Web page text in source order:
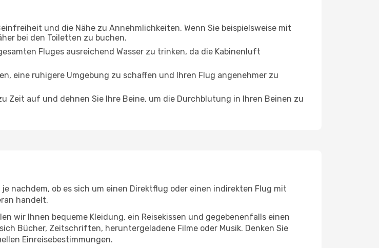
und die Nähe zu Annehmlichkeiten. Wenn Sie beispielsweise mit
bei den Toiletten zu buchen.
Fluges ausreichend Wasser zu trinken, da die Kabinenluft
eine ruhigere Umgebung zu schaffen und Ihren Flug angenehmer zu
Zeit auf und dehnen Sie Ihre Beine, um die Durchblutung in Ihren Beinen zu
nachdem, ob es sich um einen Direktflug oder einen indirekten Flug mit
handelt.
wir Ihnen bequeme Kleidung, ein Reisekissen und gegebenenfalls einen
Bücher, Zeitschriften, heruntergeladene Filme oder Musik. Denken Sie
Einreisebestimmungen.